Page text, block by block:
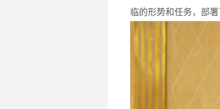
临的形势和任务，部